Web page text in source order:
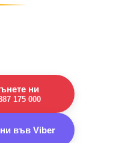
ни
175 000
във Viber